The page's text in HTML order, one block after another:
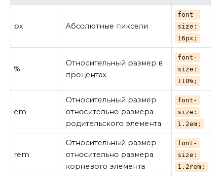
px Абсолютные пиксели
font-
size:
16px;
%
Относительный размер в
процентах
font-
size:
110%;
em
Относительный размер
относительно размера
родительского элемента
font-
size:
1.2em;
rem
Относительный размер
относительно размера
корневого элемента
font-
size:
1.2rem;